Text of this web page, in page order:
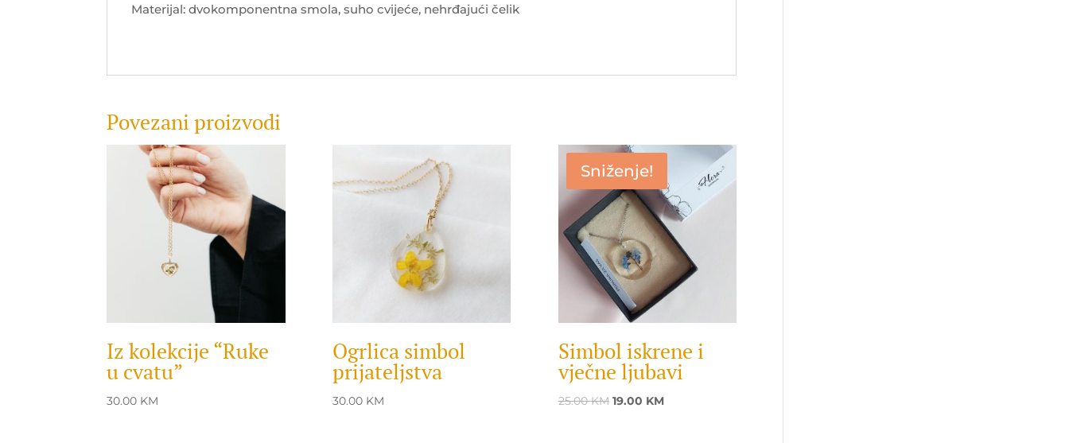
Materijal: dvokomponentna smola, suho cvijeće, nehrđajući čelik
Povezani proizvodi
Iz kolekcije “Ruke
u cvatu”
30.00 KM
Ogrlica simbol
prijateljstva
30.00 KM
Sniženje!
Simbol iskrene i
vječne ljubavi
25.00KM Original
19.00 KMCurrent